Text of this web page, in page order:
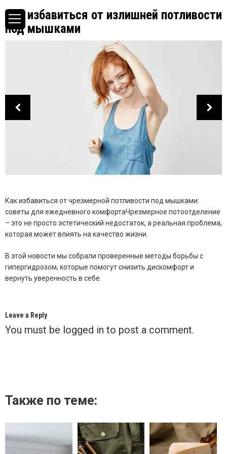
Как избавиться от излишней потливости
под мышками
Как избавиться от чрезмерной потливости под мышками:
советы для ежедневного комфортаЧрезмерное потоотделение
– это не просто эстетический недостаток, а реальная проблема,
которая может влиять на качество жизни.
В этой новости мы собрали проверенные методы борьбы с
гипергидрозом, которые помогут снизить дискомфорт и
вернуть уверенность в себе.
Leave a Reply
You must be logged in to post a comment.
Также по теме: